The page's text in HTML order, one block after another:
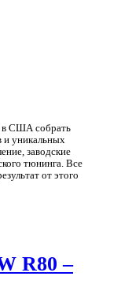
в США собрать
и уникальных
заводские
тюнинга. Все
от этого
R80 –